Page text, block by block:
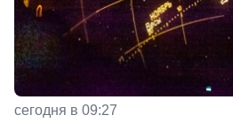
сегодня в 09:27